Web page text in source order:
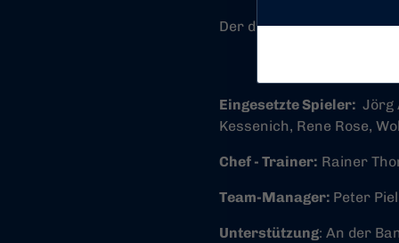
Der dritte Platz bei
Eingesetzte Spieler: Jörg
Kessenich, Rene Rose,
Chef - Trainer: Rainer
Team-Manager: Peter Piel
Unterstützung: An der